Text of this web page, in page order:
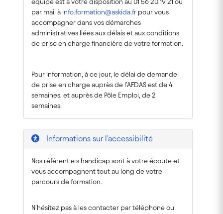
équipe est à votre disposition au 01 56 20 19 21 ou
par mail à info.formation@askida.fr pour vous
accompagner dans vos démarches
administratives liées aux délais et aux conditions
de prise en charge financière de votre formation.
Pour information, à ce jour, le délai de demande
de prise en charge auprès de l'AFDAS est de 4
semaines, et auprès de Pôle Emploi, de 2
semaines.
Informations sur l'accessibilité
Nos référent·e·s handicap sont à votre écoute et
vous accompagnent tout au long de votre
parcours de formation.
N'hésitez pas à les contacter par téléphone ou